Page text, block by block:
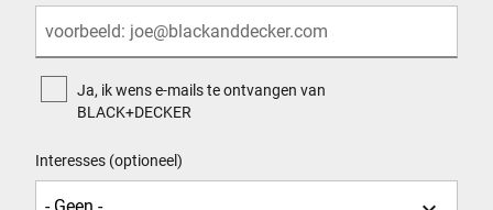
Ja, ik wens e-mails te ontvangen van
BLACK+DECKER
Interesses (optioneel)